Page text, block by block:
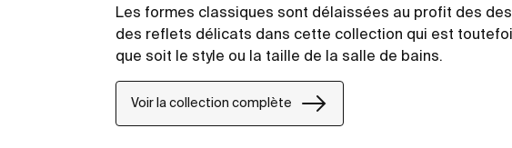
Les formes classiques sont délaissées au profit des
des reflets délicats dans cette collection qui est
que soit le style ou la taille de la salle de bains.
Voir la collection complète